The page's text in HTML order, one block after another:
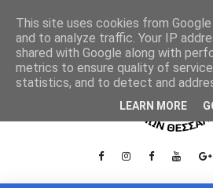
This site uses cookies from
and to analyze traffic. Your IP
shared with Google along with
metrics to ensure quality of
statistics, and to detect and
LEARN MORE